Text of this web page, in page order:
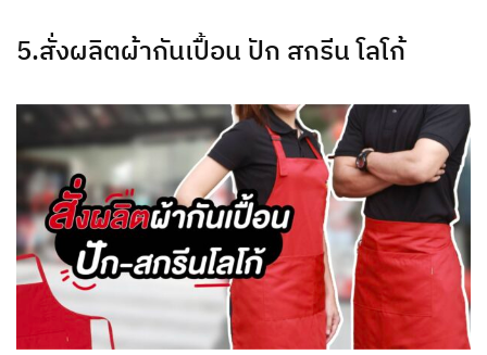
5.สั่งผลิตผ้ากันเปื้อน ปัก สกรีน โลโก้